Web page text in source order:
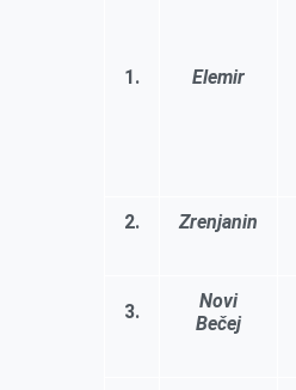
1. Elemir
2. Zrenjanin
3.
Novi
Bečej